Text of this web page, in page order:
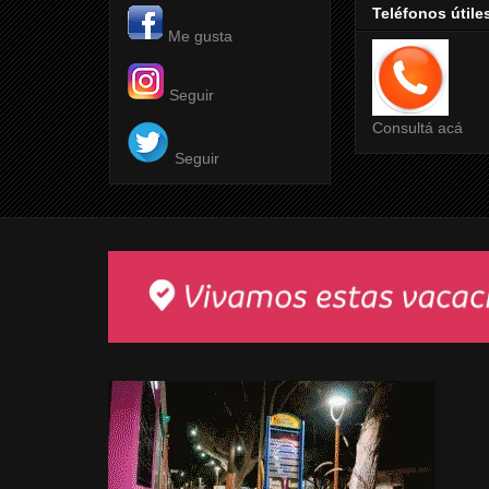
Me gusta
Seguir
Seguir
Teléfonos
Consultá acá